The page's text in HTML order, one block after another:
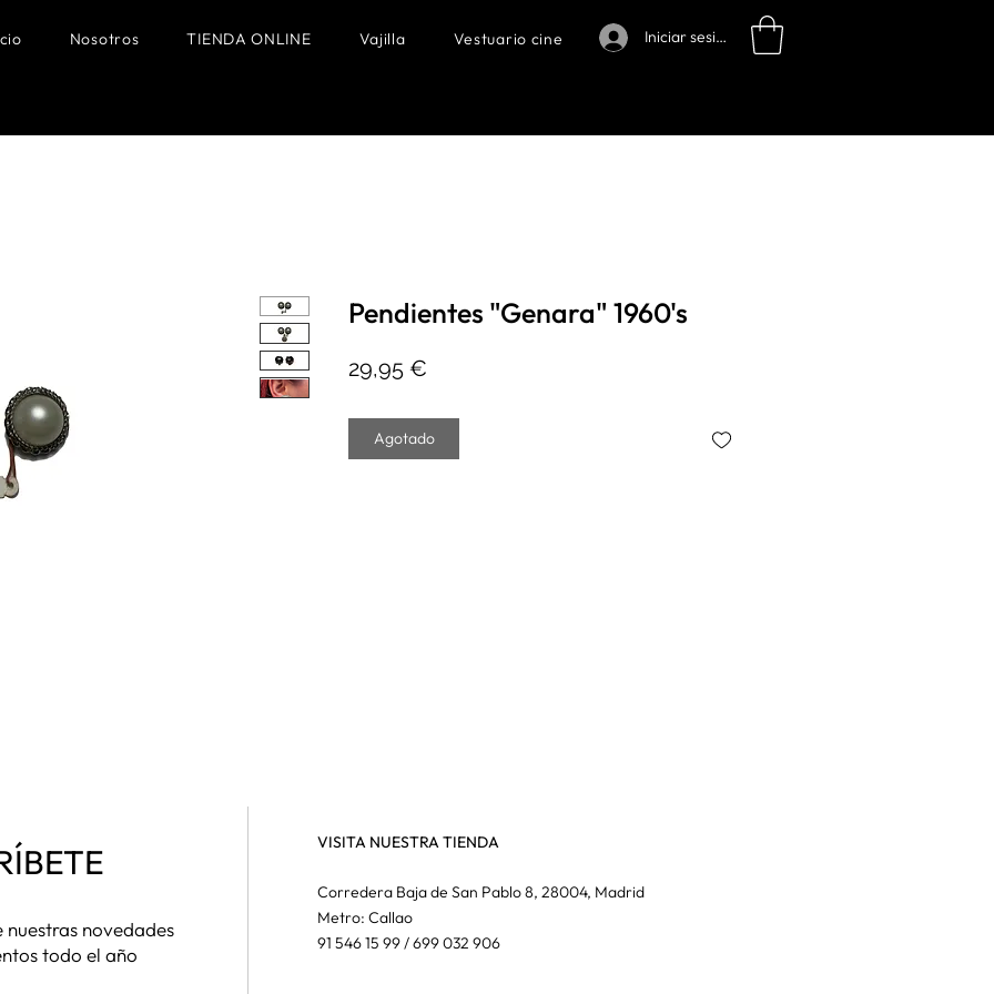
Nosotros TIENDA ONLINE Vajilla Vestuario cine Iniciar sesión
Pendientes "Genara" 1960's
29,95 €
Agotado
novedades
todo el año
VISITA NUESTRA TIENDA
Corredera Baja de San Pablo 8, 28004, Madrid
Metro: Callao
91 546 15 99 / 699 032 906